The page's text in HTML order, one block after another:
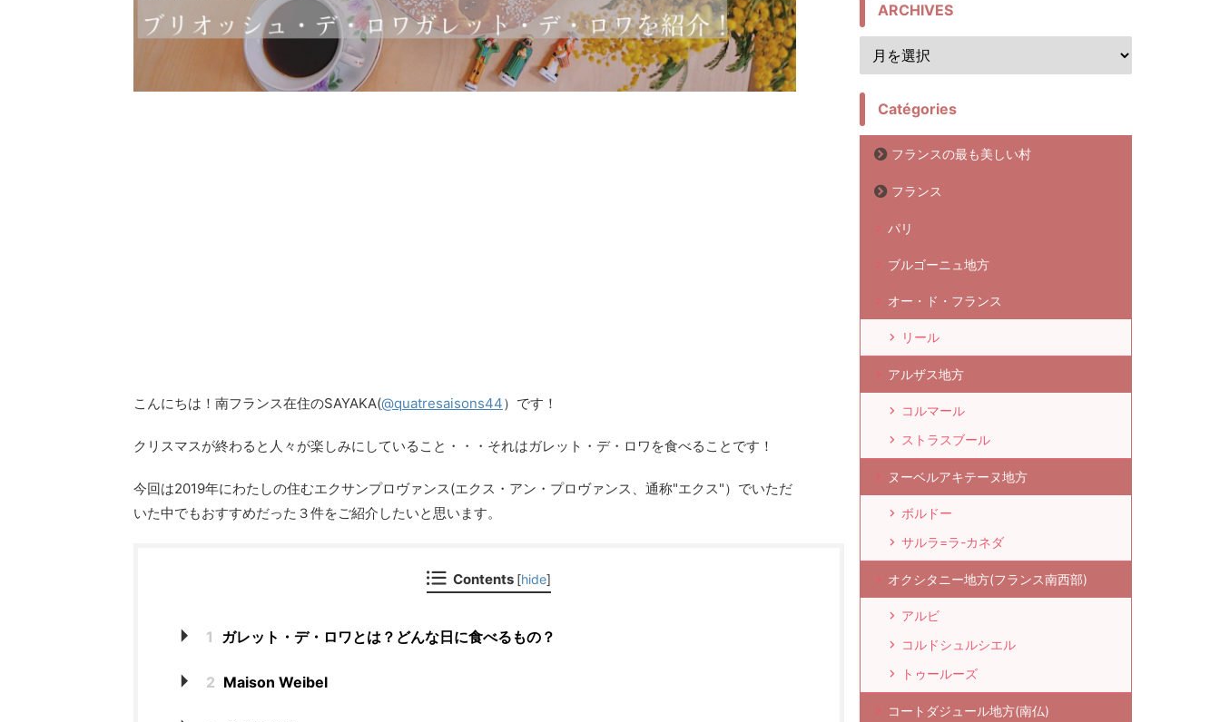
こんにちは！南フランス在住のSAYAKA(@quatresaisons44）です！
クリスマスが終わると人々が楽しみにしていること・・・それはガレット・デ・ロワを食べることです！
今回は2019年にわたしの住むエクサンプロヴァンス(エクス・アン・プロヴァンス、通称"エクス"）でいただ
いた中でもおすすめだった３件をご紹介したいと思います。
Contents [hide]
1 ガレット・デ・ロワとは？どんな日に食べるもの？
2 Maison Weibel
ARCHIVES
Catégories
フランスの最も美しい村
フランス
パリ
ブルゴーニュ地方
オー・ド・フランス
リール
アルザス地方
コルマール
ストラスブール
ヌーベルアキテーヌ地方
ボルドー
サルラ=ラ-カネダ
オクシタニー地方(フランス南西部)
アルビ
コルドシュルシエル
トゥールーズ
コートダジュール地方(南仏)